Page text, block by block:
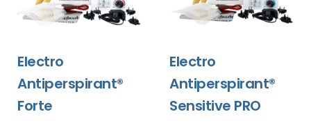
Electro
Antiperspirant®
Forte
Electro
Antiperspirant®
Sensitive PRO